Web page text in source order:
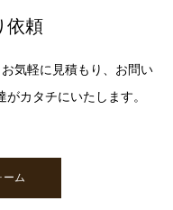
依頼
気軽に見積もり、お問い
カタチにいたします。
ーム